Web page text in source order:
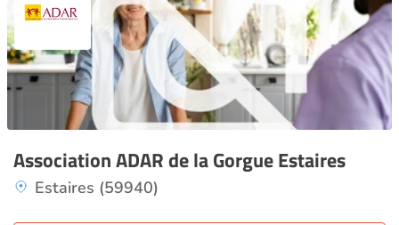
Association ADAR de la Gorgue Estaires
Estaires (59940)